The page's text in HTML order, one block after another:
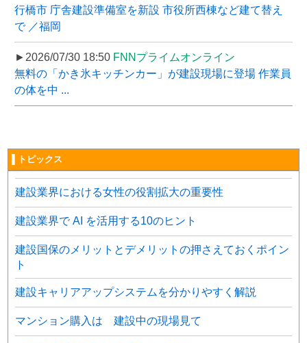
行橋市 庁舎建設準備室を新設 市役所西棟など建て替え
で ／福岡
►2026/07/30 18:50 FNNプライムオンライン
無料の「かき氷キッチンカー」が建設現場に登場 作業員
の体を中 ...
▌トピックス
建設業界における女性の役割拡大の重要性
建設業界で AI を活用する10のヒント
建設国保のメリットとデメリットの押さえておくポイン
ト
建設キャリアアップシステムを分かりやすく解説
マンション購入は 建設中の現場見て